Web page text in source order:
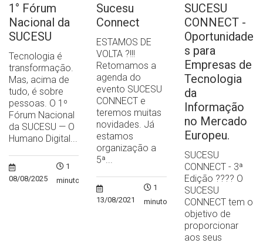
1° Fórum
Nacional da
SUCESU
Tecnologia é
transformação.
Mas, acima de
tudo, é sobre
pessoas. O 1º
Fórum Nacional
da SUCESU — O
Humano Digital...
08/08/2025
1
minuto
Sucesu
Connect
ESTAMOS DE
VOLTA ?!!!
Retomamos a
agenda do
evento SUCESU
CONNECT e
teremos muitas
novidades. Já
estamos
organização a
5ª...
13/08/2021
1
minuto
SUCESU
CONNECT -
Oportunidade
s para
Empresas de
Tecnologia
da
Informação
no Mercado
Europeu.
SUCESU
CONNECT - 3ª
Edição ?‍??‍? O
SUCESU
CONNECT tem o
objetivo de
proporcionar
aos seus